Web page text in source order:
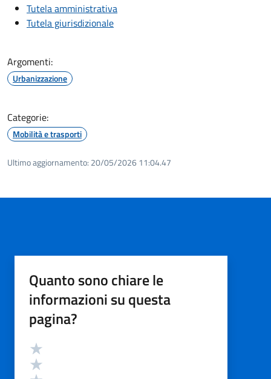
Tutela amministrativa
Tutela giurisdizionale
Argomenti:
Urbanizzazione
Categorie:
Mobilità e trasporti
Ultimo aggiornamento: 20/05/2026 11:04.47
Quanto sono chiare le
informazioni su questa
pagina?
Valutazione